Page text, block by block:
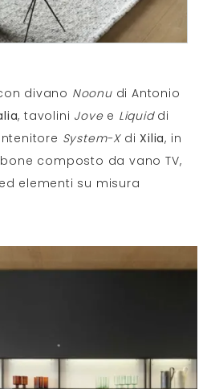
divano Noonudi Antonio
, tavolini Jovee Liquiddi
System-XdiXilia, in
composto da vano TV,
elementi su misura